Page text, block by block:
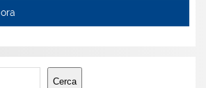
Cerca